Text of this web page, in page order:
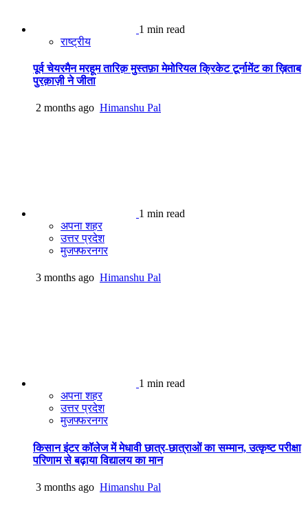
1 min read
राष्ट्रीय
पूर्व चेयरमैन मरहूम तारिक़ मुस्तफ़ा मेमोरियल क्रिकेट टूर्नामेंट का ख़िताब
पुरक़ाज़ी ने जीता
2 months ago Himanshu Pal
1 min read
अपना शहर
उत्तर प्रदेश
मुजफ्फरनगर
3 months ago Himanshu Pal
1 min read
अपना शहर
उत्तर प्रदेश
मुजफ्फरनगर
किसान इंटर कॉलेज में मेधावी छात्र-छात्राओं का सम्मान, उत्कृष्ट परीक्षा
परिणाम से बढ़ाया विद्यालय का मान
3 months ago Himanshu Pal